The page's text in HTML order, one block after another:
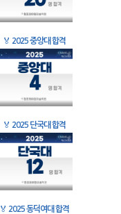
🏅 2025 중앙대 합격
🏅 2025 단국대 합격
🏅 2025 동덕여대 합격